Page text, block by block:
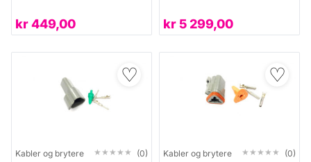
kr449,00 kr5 299,00
♡
Kabler og brytere ★★★★★
★★★★★ (0)
♡
Kabler og brytere ★★★★★
★★★★★ (0)